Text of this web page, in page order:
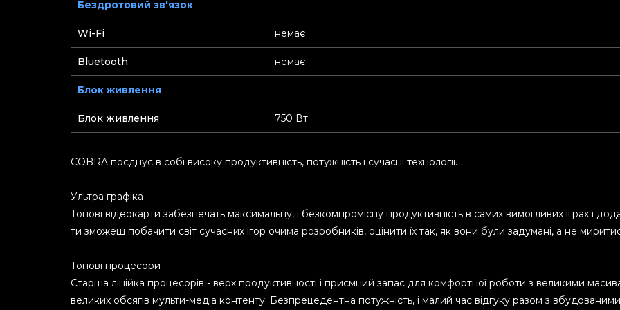
Бездротовий зв'язок
Wi-Fi немає
Bluetooth немає
Блок живлення
Блок живлення 750 Вт
COBRA поєднує в собі високу продуктивність, потужність і сучасні технології.
Ультра графіка
Топові відеокарти забезпечать максимальну, і безкомпромісну продуктивність в самих вимогливих іграх і
ти зможеш побачити світ сучасних ігор очима розробників, оцінити їх так, як вони були задумані, а не
Топові процесори
Старша лінійка процесорів - верх продуктивності і приємний запас для комфортної роботи з великими
великих обсягів мульти-медіа контенту. Безпрецедентна потужність, і малий час відгуку разом з